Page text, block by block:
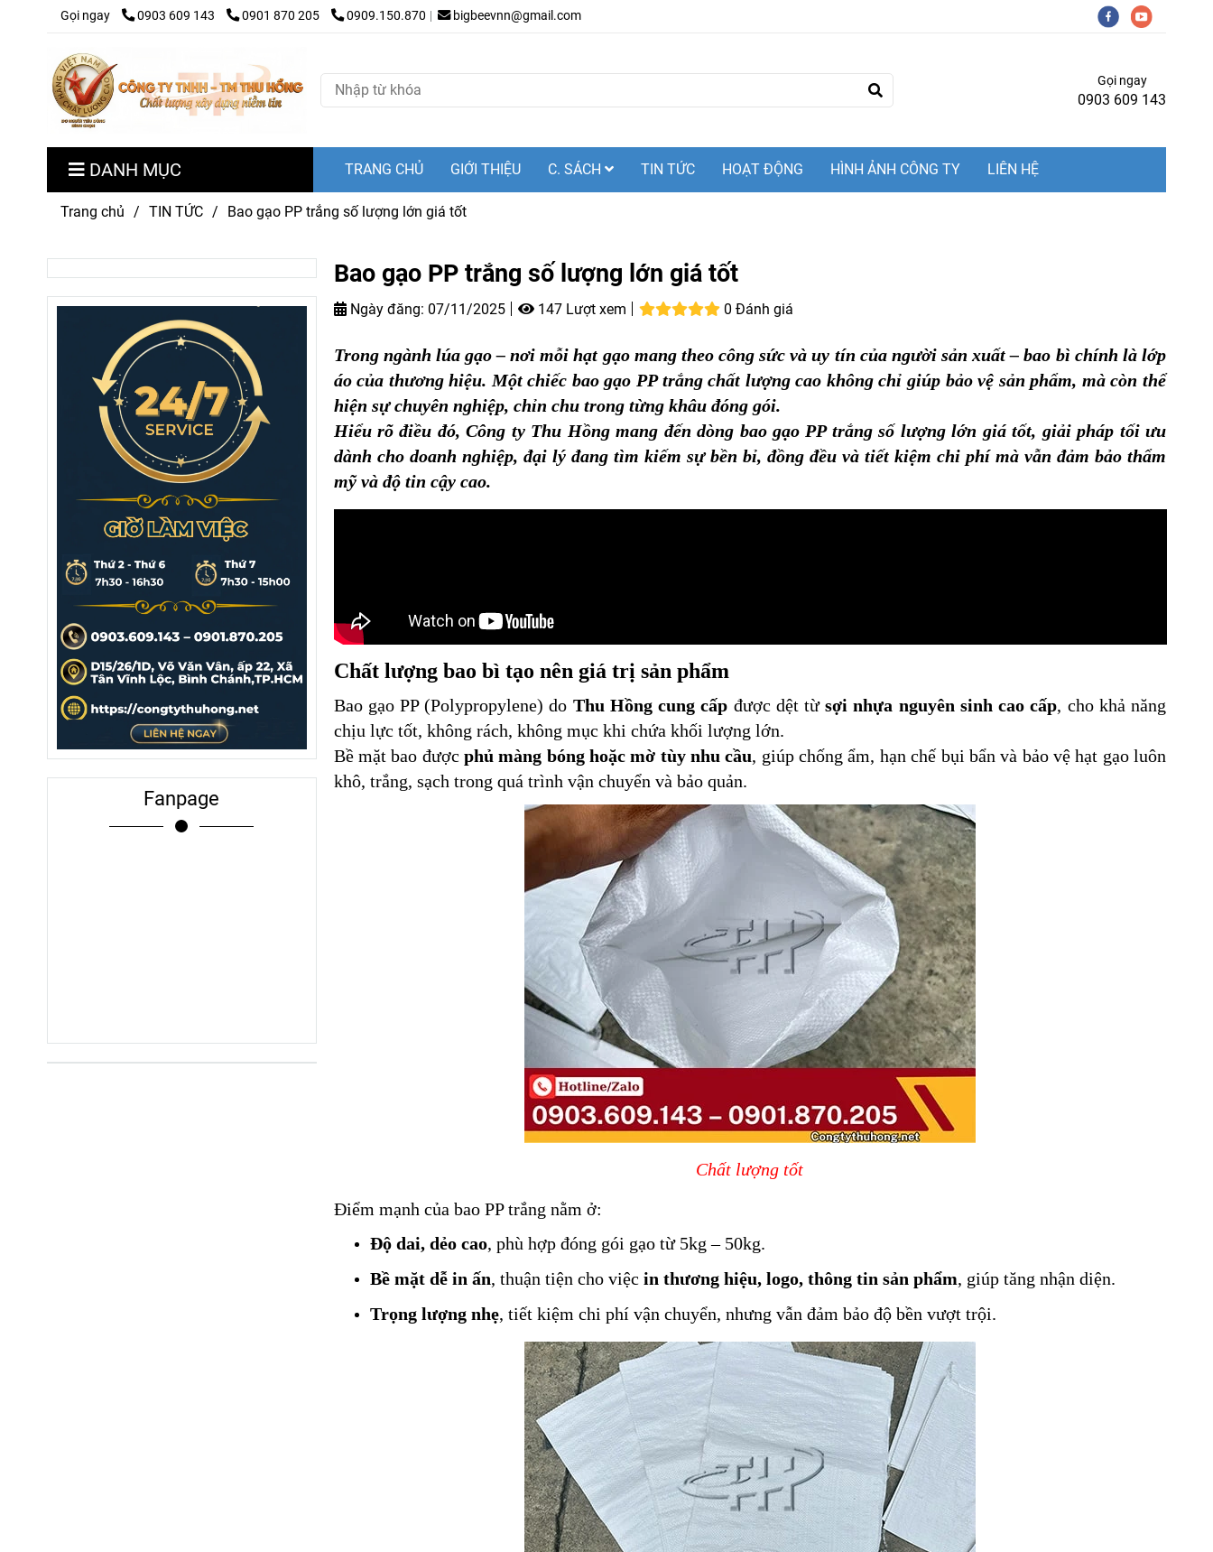
Gọi ngay 0903 609 143 0901 870 205 0909.150.870 bigbeevnn@gmail.com
Gọi ngay
0903 609 143
DANH MỤC TRANG CHỦ GIỚI THIỆU C. SÁCH TIN TỨC HOẠT ĐỘNG HÌNH ẢNH CÔNG TY LIÊN HỆ
Trang chủ / TIN TỨC / Bao gạo PP trắng số lượng lớn giá tốt
Bao gạo PP trắng số lượng lớn giá tốt
Ngày đăng: 07/11/2025 147 Lượt xem 0 Đánh giá
Trong ngành lúa gạo – nơi mỗi hạt gạo mang theo công sức và uy tín của người sản xuất – bao bì chính là lớp
áo của thương hiệu. Một chiếc bao gạo PP trắng chất lượng cao không chỉ giúp bảo vệ sản phẩm, mà còn thể
hiện sự chuyên nghiệp, chỉn chu trong từng khâu đóng gói.
Hiểu rõ điều đó, Công ty Thu Hồng mang đến dòng bao gạo PP trắng số lượng lớn giá tốt, giải pháp tối ưu
dành cho doanh nghiệp, đại lý đang tìm kiếm sự bền bỉ, đồng đều và tiết kiệm chi phí mà vẫn đảm bảo thẩm
mỹ và độ tin cậy cao.
Chất lượng bao bì tạo nên giá trị sản phẩm
Bao gạo PP (Polypropylene) do Thu Hồng cung cấp được dệt từsợi nhựa nguyên sinh cao cấp, cho khả năng
chịu lực tốt, không rách, không mục khi chứa khối lượng lớn.
Bề mặt bao được phủ màng bóng hoặc mờ tùy nhu cầu, giúp chống ẩm, hạn chế bụi bẩn và bảo vệ hạt gạo luôn
khô, trắng, sạch trong quá trình vận chuyển và bảo quản.
Chất lượng tốt
Điểm mạnh của bao PP trắng nằm ở:
Độ dai, dẻo cao, phù hợp đóng gói gạo từ 5kg – 50kg.
Bề mặt dễ in ấn, thuận tiện cho việc in thương hiệu, logo, thông tin sản phẩm, giúp tăng nhận diện.
Trọng lượng nhẹ, tiết kiệm chi phí vận chuyển, nhưng vẫn đảm bảo độ bền vượt trội.
Fanpage